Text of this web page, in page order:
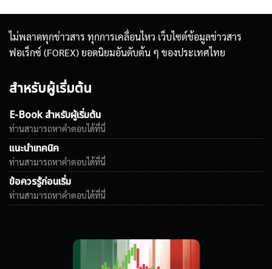
ไม่พลาดทุกข่าวสาร ทุกการเคลื่อนไหว เว็บไซต์ข้อมูลข่าวสาร
ฟอเร็กซ์ (FOREX) ยอดนิยมอันดับต้น ๆ ของประเทศไทย
สำหรับผู้เริ่มต้น
E-Book สำหรับผู้เริ่มต้น
ท่านสามารถหาคำตอบได้ที่นี่
แนะนำเทคนิค
ท่านสามารถหาคำตอบได้ที่นี่
ข้อควรรู้ก่อนเริ่ม
ท่านสามารถหาคำตอบได้ที่นี่